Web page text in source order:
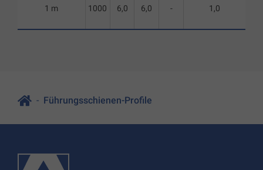
1 m 1000 6,0 6,0 - 1,0
Führungsschienen-Profile